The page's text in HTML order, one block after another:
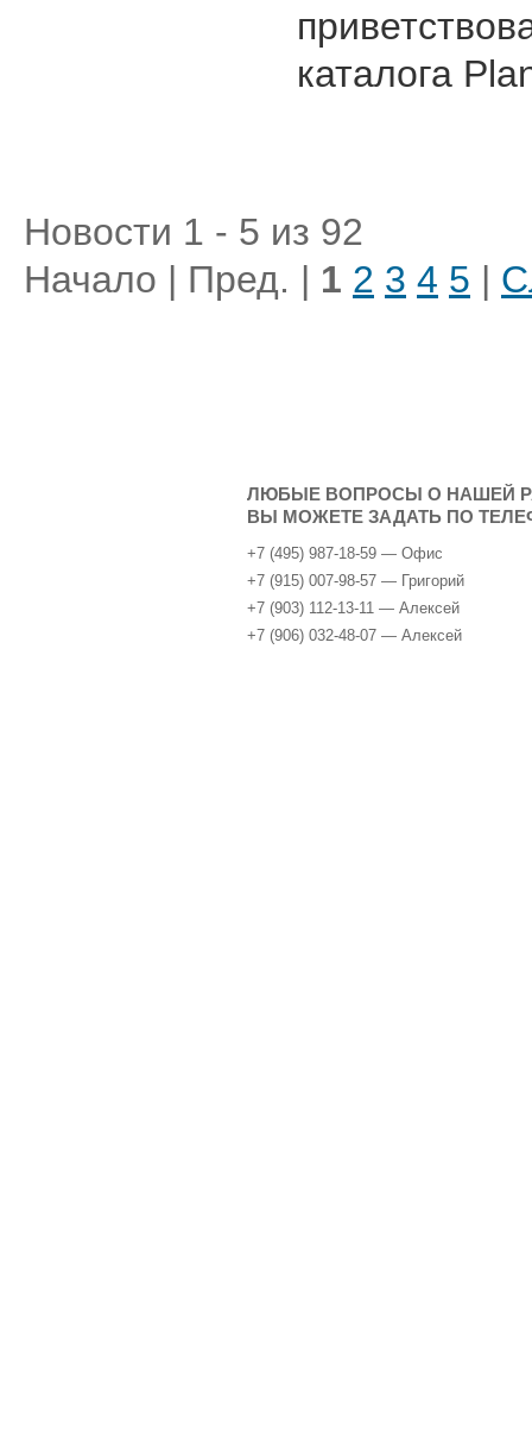
каталога
Новости 1 - 5 из 92
Начало | Пред. | 1 2 3 4 5 |
ЛЮБЫЕ ВОПРОСЫ О НАШЕЙ
ВЫ МОЖЕТЕ ЗАДАТЬ ПО
+7 (495) 987-18-59 — Oфис
+7 (915) 007-98-57 — Григорий
+7 (903) 112-13-11 — Алексей
+7 (906) 032-48-07 — Алексей